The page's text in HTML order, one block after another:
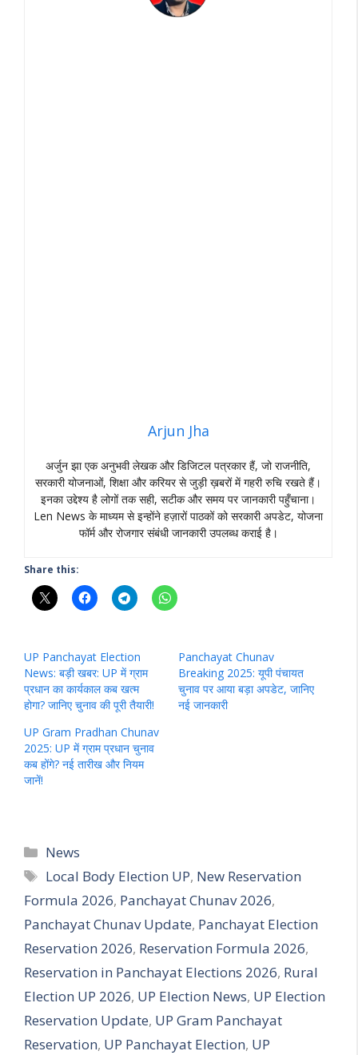
Arjun Jha
अर्जुन झा एक अनुभवी लेखक और डिजिटल पत्रकार हैं, जो राजनीति,
सरकारी योजनाओं, शिक्षा और करियर से जुड़ी ख़बरों में गहरी रुचि रखते हैं।
इनका उद्देश्य है लोगों तक सही, सटीक और समय पर जानकारी पहुँचाना।
Len News के माध्यम से इन्होंने हज़ारों पाठकों को सरकारी अपडेट, योजना
फॉर्म और रोजगार संबंधी जानकारी उपलब्ध कराई है।
Share this:
UP Panchayat Election
News: बड़ी खबर: UP में ग्राम
प्रधान का कार्यकाल कब खत्म
होगा? जानिए चुनाव की पूरी तैयारी!
Panchayat Chunav
Breaking 2025: यूपी पंचायत
चुनाव पर आया बड़ा अपडेट, जानिए
नई जानकारी
UP Gram Pradhan Chunav
2025: UP में ग्राम प्रधान चुनाव
कब होंगे? नई तारीख और नियम
जानें!
Categories
News
Tags
Local Body Election UP, New Reservation
Formula 2026, Panchayat Chunav 2026,
Panchayat Chunav Update, Panchayat Election
Reservation 2026, Reservation Formula 2026,
Reservation in Panchayat Elections 2026, Rural
Election UP 2026, UP Election News, UP Election
Reservation Update, UP Gram Panchayat
Reservation, UP Panchayat Election, UP